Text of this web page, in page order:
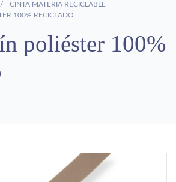
CINTA MATERIA RECICLABLE
100% RECICLADO
poliéster 100%